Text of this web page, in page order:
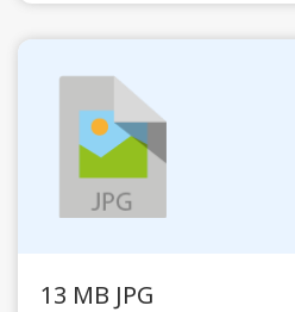
13 MB JPG